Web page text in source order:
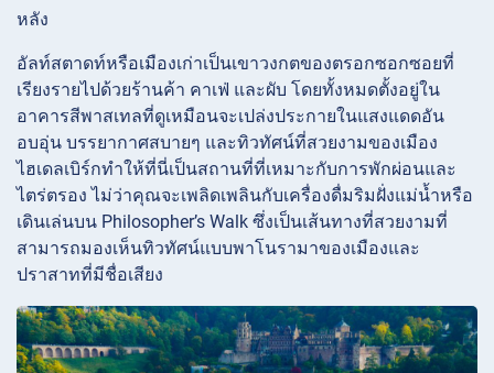
หลัง
อัลท์สตาดท์หรือเมืองเก่าเป็นเขาวงกตของตรอกซอกซอยที่
เรียงรายไปด้วยร้านค้า คาเฟ่ และผับ โดยทั้งหมดตั้งอยู่ใน
อาคารสีพาสเทลที่ดูเหมือนจะเปล่งประกายในแสงแดดอัน
อบอุ่น บรรยากาศสบายๆ และทิวทัศน์ที่สวยงามของเมือง
ไฮเดลเบิร์กทำให้ที่นี่เป็นสถานที่ที่เหมาะกับการพักผ่อนและ
ไตร่ตรอง ไม่ว่าคุณจะเพลิดเพลินกับเครื่องดื่มริมฝั่งแม่น้ำหรือ
เดินเล่นบน Philosopher’s Walk ซึ่งเป็นเส้นทางที่สวยงามที่
สามารถมองเห็นทิวทัศน์แบบพาโนรามาของเมืองและ
ปราสาทที่มีชื่อเสียง